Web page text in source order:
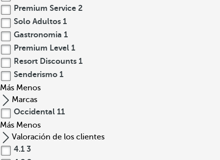
Premium Service 2
Solo Adultos 1
Gastronomia 1
Premium Level 1
Resort Discounts 1
Senderismo 1
Más Menos
Marcas
Occidental 11
Más Menos
Valoración de los clientes
4.1 3